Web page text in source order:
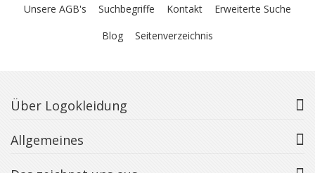
Unsere AGB's Suchbegriffe Kontakt
Erweiterte Suche
Blog
Seitenverzeichnis
Über Logokleidung
Allgemeines